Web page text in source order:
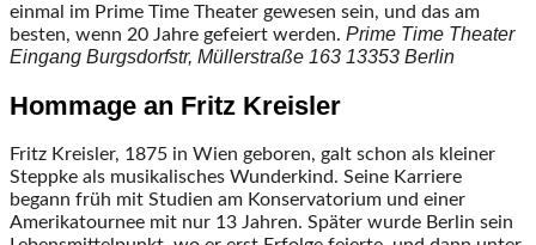
einmal im Prime Time Theater gewesen sein, und das am
besten, wenn 20 Jahre gefeiert werden. Prime Time Theater
Eingang Burgsdorfstr, Müllerstraße 163 13353 Berlin
Hommage an Fritz Kreisler
Fritz Kreisler, 1875 in Wien geboren, galt schon als kleiner
Steppke als musikalisches Wunderkind. Seine Karriere
begann früh mit Studien am Konservatorium und einer
Amerikatournee mit nur 13 Jahren. Später wurde Berlin sein